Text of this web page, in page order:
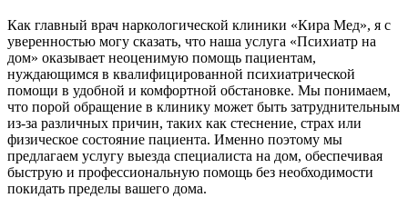
Как главный врач наркологической клиники «Кира Мед», я с
уверенностью могу сказать, что наша услуга «Психиатр на
дом» оказывает неоценимую помощь пациентам,
нуждающимся в квалифицированной психиатрической
помощи в удобной и комфортной обстановке. Мы понимаем,
что порой обращение в клинику может быть затруднительным
из-за различных причин, таких как стеснение, страх или
физическое состояние пациента. Именно поэтому мы
предлагаем услугу выезда специалиста на дом, обеспечивая
быструю и профессиональную помощь без необходимости
покидать пределы вашего дома.